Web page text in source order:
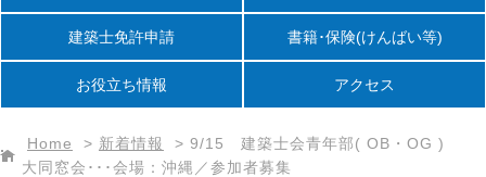
建築士免許申請 書籍･保険(けんばい等)
お役立ち情報 アクセス
Home > 新着情報 > 9/15 建築士会青年部( OB・OG )
大同窓会･･･会場：沖縄／参加者募集